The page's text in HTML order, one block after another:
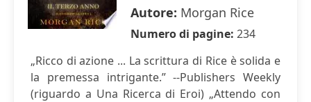
Autore: Morgan Rice
Numero di pagine: 234
„Ricco di azione ... La scrittura di Rice è solida e
la premessa intrigante.” --Publishers Weekly
(riguardo a Una Ricerca di Eroi) „Attendo con